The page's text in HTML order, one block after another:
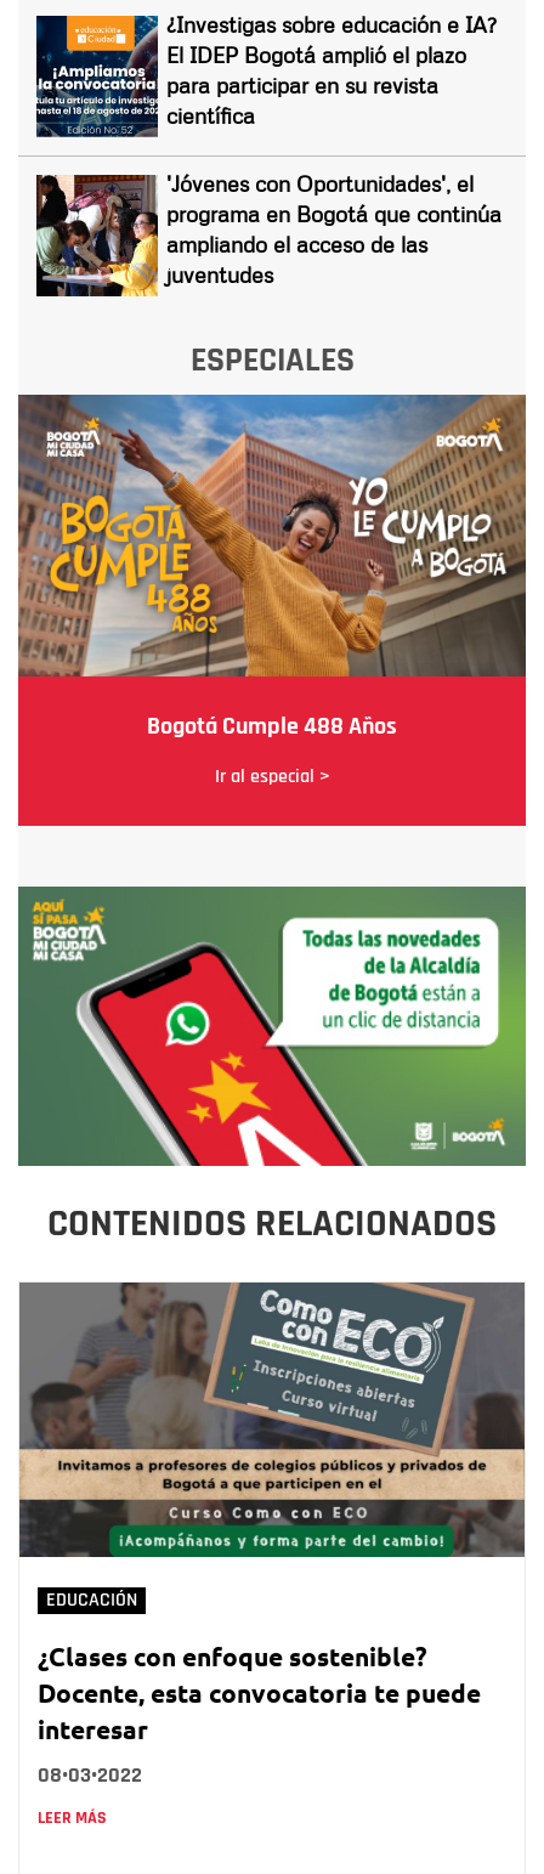
¿Investigas sobre educación e IA?
El IDEP Bogotá amplió el plazo
para participar en su revista
científica
'Jóvenes con Oportunidades', el
programa en Bogotá que continúa
ampliando el acceso de las
juventudes
ESPECIALES
Bogotá Cumple 488 Años
Ir al especial >
CONTENIDOS RELACIONADOS
EDUCACIÓN
¿Clases con enfoque sostenible?
Docente, esta convocatoria te puede
interesar
08•03•2022
LEER MÁS